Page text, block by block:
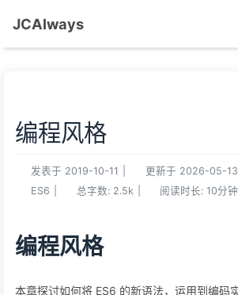
JCAlways
编程风格
发表于 2019-10-11 更新于 2026-05-13
ES6
总字数: 2.5k 阅读时长: 10分钟
编程风格
本章探讨如何将 ES6 的新语法，运用到编码